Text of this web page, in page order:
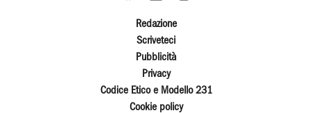
Redazione
Scriveteci
Pubblicità
Privacy
Codice Etico e Modello 231
Cookie policy